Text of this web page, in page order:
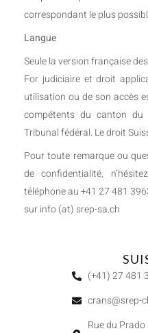
correspondant le plus
Langue
Seule la version française
For judiciaire et droit
utilisation ou de son accès
compétents du canton du
Tribunal fédéral. Le droit
Pour toute remarque ou
de confidentialité,
téléphone au +41 27 481
sur info (at) srep-sa.ch
(+41) 27 481
crans@srep-
Rue du Prado